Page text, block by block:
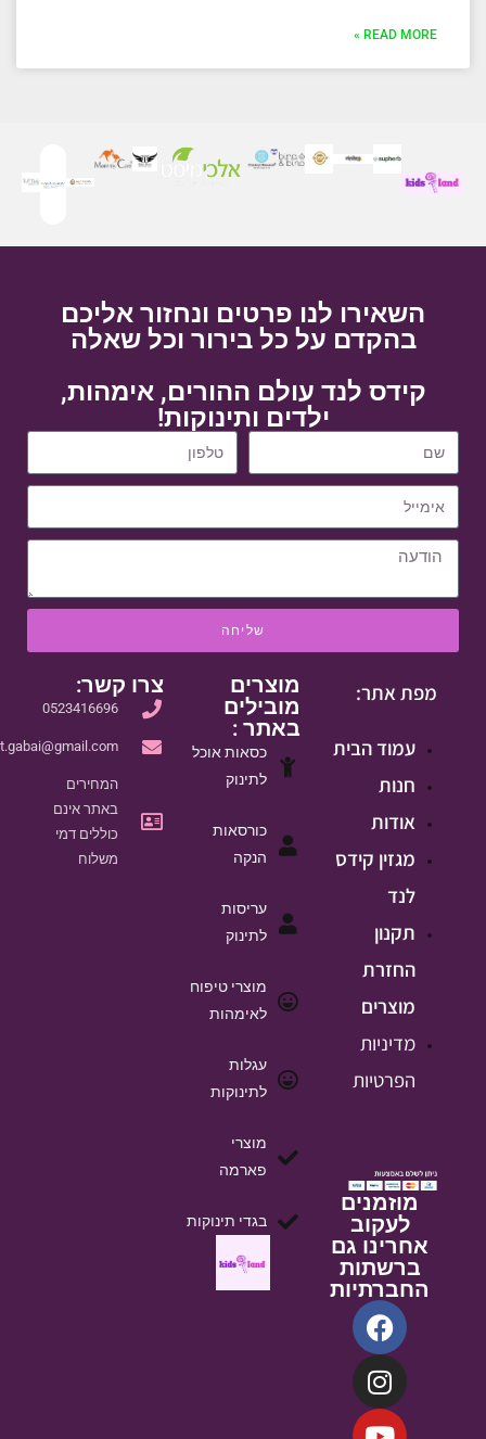
READ MORE »
השאירו לנו פרטים ונחזור אליכם
בהקדם על כל בירור וכל שאלה
קידס לנד עולם ההורים, אימהות,
ילדים ותינוקות!
שליחה
מפת אתר:
עמוד הבית
חנות
אודות
מגזין קידס
לנד
תקנון
החזרת
מוצרים
מדיניות
הפרטיות
מוזמנים
לעקוב
אחרינו גם
ברשתות
החברתיות
מוצרים
מובילים
באתר :
כסאות אוכל
לתינוק
כורסאות
הנקה
עריסות
לתינוק
מוצרי טיפוח
לאימהות
עגלות
לתינוקות
מוצרי
פארמה
בגדי תינוקות
צרו קשר:
0523416696
המחירים
באתר אינם
כוללים דמי
משלוח